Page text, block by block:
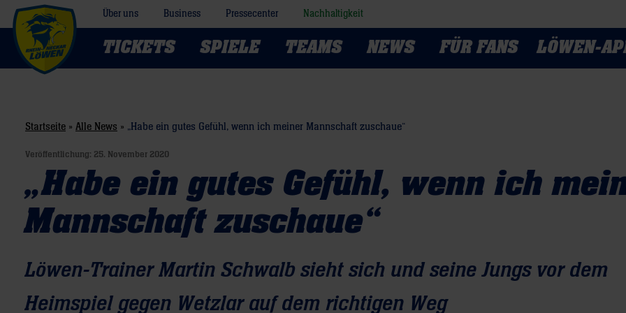
Über uns Business Pressecenter Nachhaltigkeit
TICKETS SPIELE TEAMS NEWS FÜR FANS LÖWEN-
Startseite » Alle News » „Habe ein gutes Gefühl, wenn ich meiner Mannschaft zuschaue“
Veröffentlichung: 25. November 2020
„Habe ein gutes Gefühl, wenn ich
Mannschaft zuschaue“
Löwen-Trainer Martin Schwalb sieht sich und seine Jungs vor dem
Heimspiel gegen Wetzlar auf dem richtigen Weg